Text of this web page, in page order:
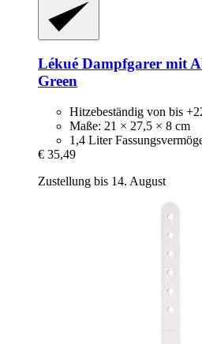
Lékué Dampfgarer mit
Green
Hitzebeständig von bis
Maße: 21 × 27,5 × 8 cm
1,4 Liter
€ 35,49
Zustellung bis 14. August